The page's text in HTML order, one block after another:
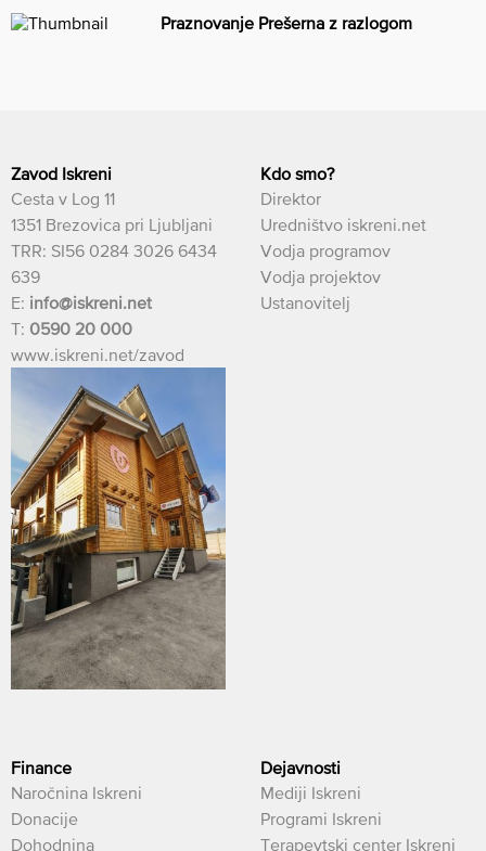
Praznovanje Prešerna z razlogom
Zavod Iskreni
Cesta v Log 11
1351 Brezovica pri Ljubljani
TRR: SI56 0284 3026 6434
639
E: info@iskreni.net
T: 0590 20 000
www.iskreni.net/zavod
Kdo smo?
Direktor
Uredništvo iskreni.net
Vodja programov
Vodja projektov
Ustanovitelj
Finance
Naročnina Iskreni
Donacije
Dohodnina
Dejavnosti
Mediji Iskreni
Programi Iskreni
Terapevtski center Iskreni